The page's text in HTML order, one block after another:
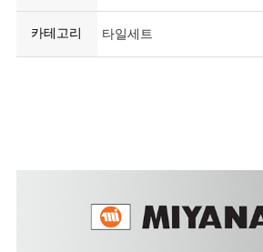
카테고리 타일세트